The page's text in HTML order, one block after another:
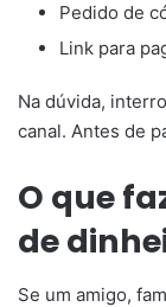
Pedido de
Link para
Na dúvida,
canal. Antes de
O que
de
Se um amigo,